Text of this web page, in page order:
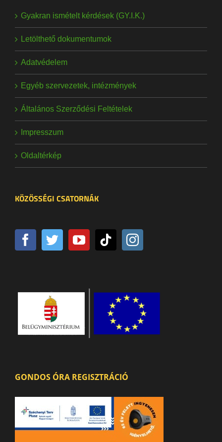
Gyakran ismételt kérdések (GY.I.K.)
Letölthető dokumentumok
Adatvédelem
Egyéb szervezetek, intézmények
Általános Szerződési Feltételek
Impresszum
Oldaltérkép
KÖZÖSSÉGI CSATORNÁK
GONDOS ÓRA REGISZTRÁCIÓ